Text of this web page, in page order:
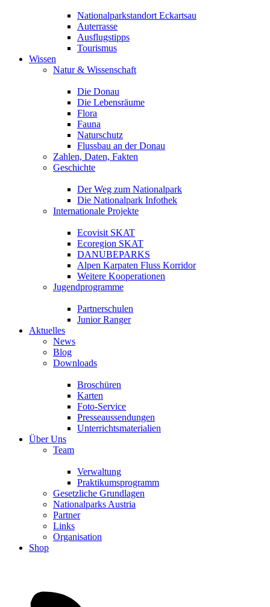
Nationalparkstandort Eckartsau
Auterrasse
Ausflugstipps
Tourismus
Wissen
Natur & Wissenschaft
Die Donau
Die Lebensräume
Flora
Fauna
Naturschutz
Flussbau an der Donau
Zahlen, Daten, Fakten
Geschichte
Der Weg zum Nationalpark
Die Nationalpark Infothek
Internationale Projekte
Ecovisit SKAT
Ecoregion SKAT
DANUBEPARKS
Alpen Karpaten Fluss Korridor
Weitere Kooperationen
Jugendprogramme
Partnerschulen
Junior Ranger
Aktuelles
News
Blog
Downloads
Broschüren
Karten
Foto-Service
Presseaussendungen
Unterrichtsmaterialien
Über Uns
Team
Verwaltung
Praktikumsprogramm
Gesetzliche Grundlagen
Nationalparks Austria
Partner
Links
Organisation
Shop